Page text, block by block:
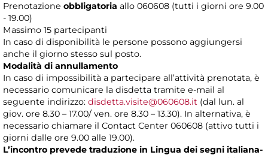
Prenotazione obbligatoria allo 060608 (tutti i giorni ore 9.00
- 19.00)
Massimo 15 partecipanti
In caso di disponibilità le persone possono aggiungersi
anche il giorno stesso sul posto.
Modalità di annullamento
In caso di impossibilità a partecipare all’attività prenotata, è
necessario comunicare la disdetta tramite e-mail al
seguente indirizzo: disdetta.visite@060608.it (dal lun. al
giov. ore 8.30 – 17.00/ ven. ore 8.30 – 13.30). In alternativa, è
necessario chiamare il Contact Center 060608 (attivo tutti i
giorni dalle ore 9.00 alle 19.00).
L’incontro prevede traduzione in Lingua dei segni italiana-